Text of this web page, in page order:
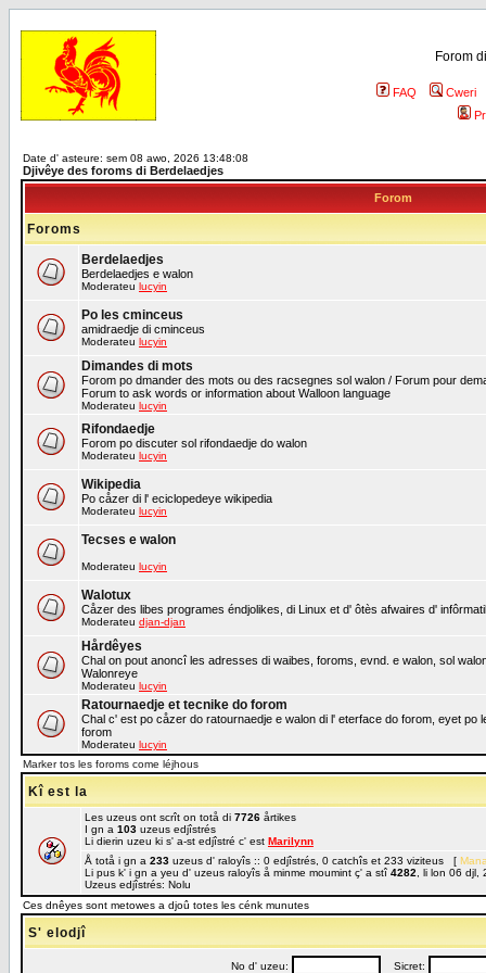
Forom
FAQ
Cweri
Date d' asteure: sem 08 awo, 2026 13:48:08
Djivêye des foroms di Berdelaedjes
Forom
Foroms
Berdelaedjes
Berdelaedjes e walon
Moderateu lucyin
Po les cminceus
amidraedje di cminceus
Moderateu lucyin
Dimandes di mots
Forom po dmander des mots ou des racsegnes sol walon / Forum pour
Forum to ask words or information about Walloon language
Moderateu lucyin
Rifondaedje
Forom po discuter sol rifondaedje do walon
Moderateu lucyin
Wikipedia
Po cåzer di l' eciclopedeye wikipedia
Moderateu lucyin
Tecses e walon
Moderateu lucyin
Walotux
Cåzer des libes programes éndjolikes, di Linux et d' ôtès afwaires d'
Moderateu djan-djan
Hårdêyes
Chal on pout anoncî les adresses di waibes, foroms, evnd. e walon, sol
Walonreye
Moderateu lucyin
Ratournaedje et tecnike do forom
Chal c' est po cåzer do ratournaedje e walon di l' eterface do forom, eyet
forom
Moderateu lucyin
Marker tos les foroms come léjhous
Kî est la
Les uzeus ont scrît on totå di 7726 årtikes
I gn a 103 uzeus edjîstrés
Li dierin uzeu ki s' a-st edjîstré c' est Marilynn
Å totå i gn a 233 uzeus d' raloyîs :: 0 edjîstrés, 0 catchîs et 233 viziteus [
Li pus k' i gn a yeu d' uzeus raloyîs å minme moumint ç' a stî 4282 , li lon 06
Uzeus edjîstrés: Nolu
Ces dnêyes sont metowes a djoû totes les cénk munutes
S' elodjî
No d' uzeu: Sicret: